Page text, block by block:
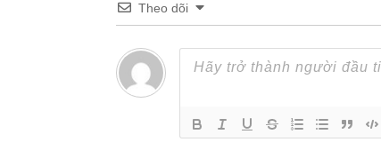
Theo dõi